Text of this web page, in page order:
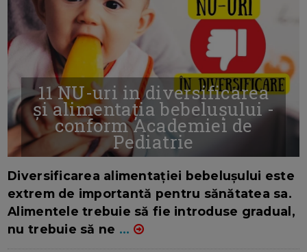
11 NU-uri in diversificarea
și alimentația bebelușului -
conform Academiei de
Pediatrie
Diversificarea alimentației bebelușului este
extrem de importantă pentru sănătatea sa.
Alimentele trebuie să fie introduse gradual,
nu trebuie să ne ...